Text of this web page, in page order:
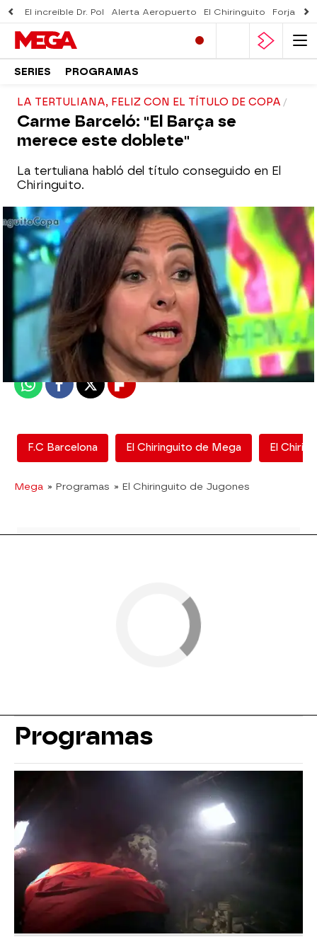
El increíble Dr. Pol Alerta Aeropuerto El Chiringuito Forjado
SERIES PROGRAMAS
LA TERTULIANA, FELIZ CON EL TÍTULO DE COPA
Carme Barceló: "El Barça se
merece este doblete"
La tertuliana habló del título conseguido en El
Chiringuito.
mega
Madrid
Publicado: 12 de febrero de 2018, 12:50
WhatsappFacebook
X Flipboard
F.C Barcelona El Chiringuito de Mega El
Mega » Programas » El Chiringuito de Jugones
Programas